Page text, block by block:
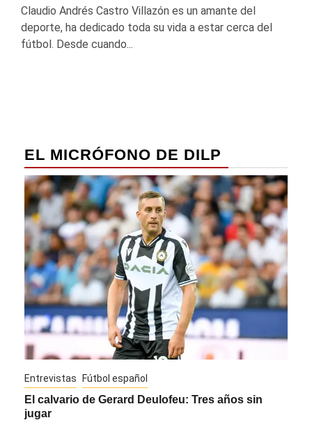
Claudio Andrés Castro Villazón es un amante del
deporte, ha dedicado toda su vida a estar cerca del
fútbol. Desde cuando...
EL MICRÓFONO DE DILP
Entrevistas Fútbol español
El calvario de Gerard Deulofeu: Tres años sin
jugar